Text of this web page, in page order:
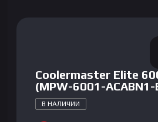
Coolermaster Elite
(MPW-6001-ACABN1-
В НАЛИЧИИ